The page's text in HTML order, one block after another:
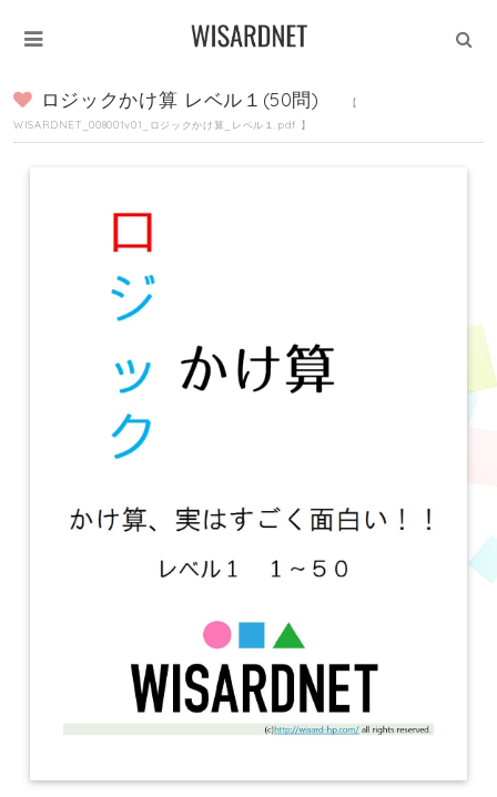
ロジックかけ算 レベル１(50問)
【
WISARDNET_008001v01_ロジックかけ算_レベル１.pdf 】